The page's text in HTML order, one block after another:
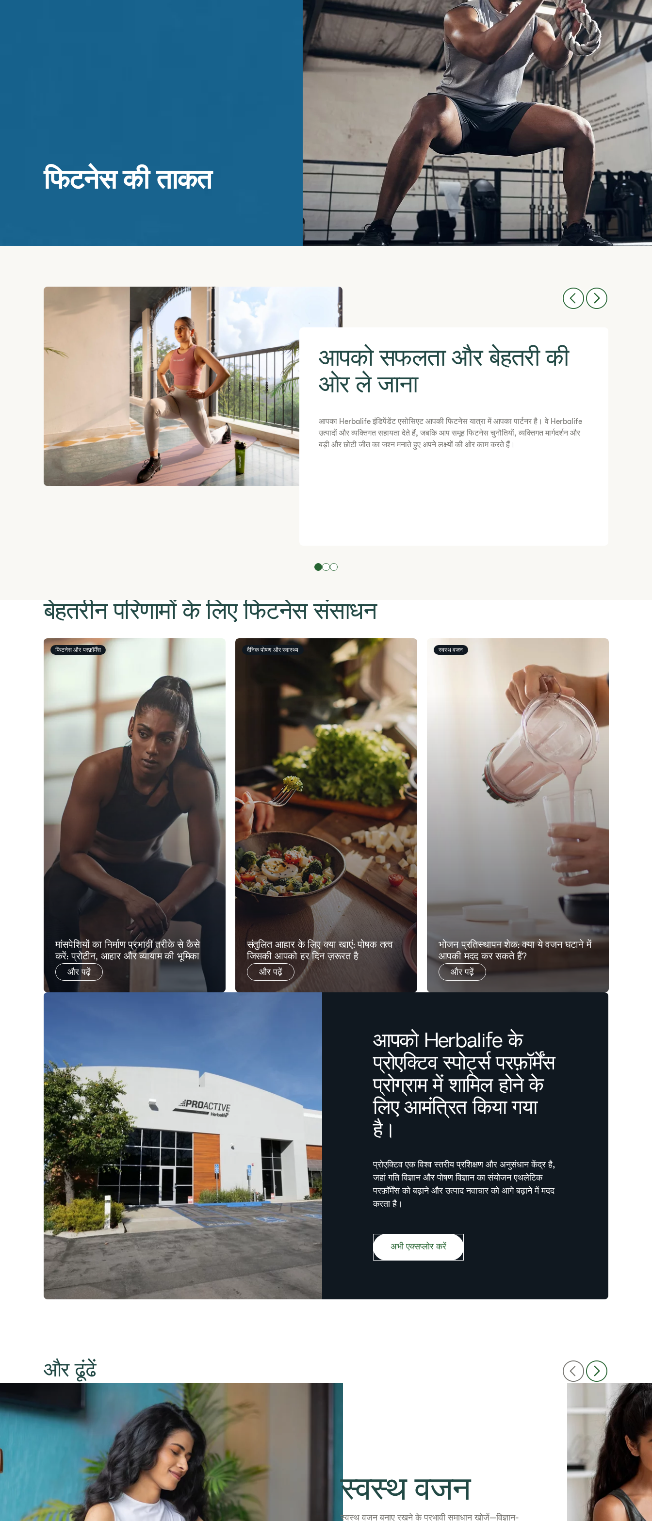
फिटनेस की ताकत
आपको सफलता और बेहतरी की
ओर ले जाना
आपका Herbalife इंडिपेंडेंट एसोसिएट आपकी फिटनेस यात्रा में आपका पार्टनर है। वे Herbalife
उत्पादों और व्यक्तिगत सहायता देते हैं, जबकि आप समूह फिटनेस चुनौतियों, व्यक्तिगत मार्गदर्शन और
बड़ी और छोटी जीत का जश्न मनाते हुए अपने लक्ष्यों की ओर काम करते हैं।
बेहतरीन परिणामों के लिए फिटनेस संसाधन
फिटनेस और परफ़ॉर्मेंस
मांसपेशियों का निर्माण प्रभावी तरीके से कैसे
करें: प्रोटीन, आहार और व्यायाम की भूमिका
और पढ़ें
दैनिक पोषण और स्वास्थ्य
संतुलित आहार के लिए क्या खाएं: पोषक तत्व
जिसकी आपको हर दिन ज़रूरत है
और पढ़ें
स्वस्थ वजन
भोजन प्रतिस्थापन शेक: क्या ये वजन घटाने में
आपकी मदद कर सकते हैं?
और पढ़ें
आपको Herbalife के
प्रोएक्टिव स्पोर्ट्स परफ़ॉर्मेंस
प्रोग्राम में शामिल होने के
लिए आमंत्रित किया गया
है।
प्रोएक्टिव एक विश्व स्तरीय प्रशिक्षण और अनुसंधान केंद्र है,
जहां गति विज्ञान और पोषण विज्ञान का संयोजन एथलेटिक
परफ़ॉर्मेंस को बढ़ाने और उत्पाद नवाचार को आगे बढ़ाने में मदद
करता है।
अभी एक्सप्लोर करें
और ढूंढें
स्वस्थ वजन
स्वस्थ वजन बनाए रखने के प्रभावी समाधान खोजें—विज्ञान-